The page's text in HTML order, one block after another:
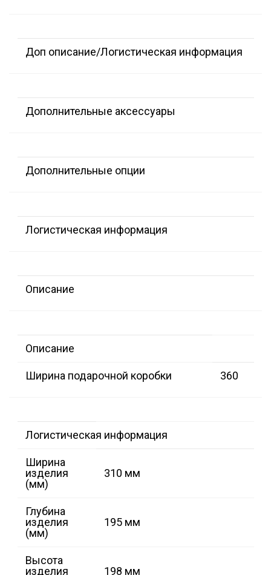
Доп описание/Логистическая информация
Дополнительные аксессуары
Дополнительные опции
Логистическая информация
Описание
Описание
Ширина подарочной коробки 360
Логистическая информация
Ширина
изделия
(мм)
310 мм
Глубина
изделия
(мм)
195 мм
Высота
изделия
198 мм